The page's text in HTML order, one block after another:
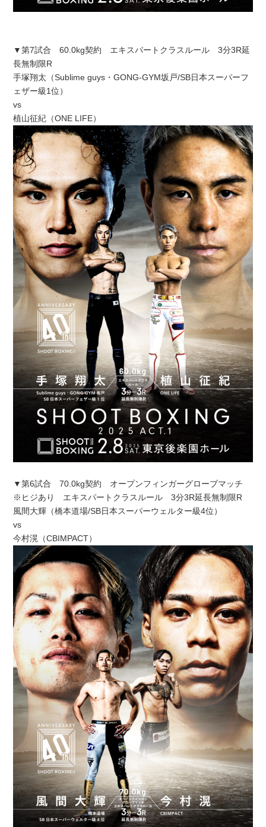
▼第7試合 60.0kg契約 エキスパートクラスルール 3分3R延
長無制限R
手塚翔太（Sublime guys・GONG-GYM坂戸/SB日本スーパーフ
ェザー級1位）
vs
植山征紀（ONE LIFE）
▼第6試合 70.0kg契約 オープンフィンガーグローブマッチ
※ヒジあり エキスパートクラスルール 3分3R延長無制限R
風間大輝（橋本道場/SB日本スーパーウェルター級4位）
vs
今村滉（CBIMPACT）